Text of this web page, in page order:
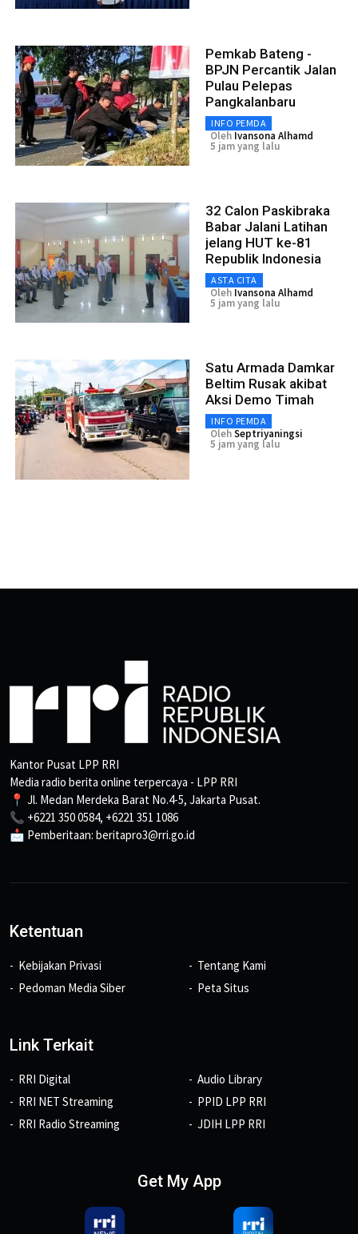
Pemkab Bateng -
BPJN Percantik Jalan
Pulau Pelepas
Pangkalanbaru
INFO PEMDA
Oleh Ivansona Alhamd
5 jam yang lalu
32 Calon Paskibraka
Babar Jalani Latihan
jelang HUT ke-81
Republik Indonesia
ASTA CITA
Oleh Ivansona Alhamd
5 jam yang lalu
Satu Armada Damkar
Beltim Rusak akibat
Aksi Demo Timah
INFO PEMDA
OlehSeptriyaningsi
5 jam yang lalu
Kantor Pusat LPP RRI
Media radio berita online terpercaya - LPP RRI
📍 Jl. Medan Merdeka Barat No.4-5, Jakarta Pusat.
📞 +6221 350 0584, +6221 351 1086
📩 Pemberitaan: beritapro3@rri.go.id
Ketentuan
Kebijakan Privasi
Pedoman Media Siber
Tentang Kami
Peta Situs
Link Terkait
RRI Digital
RRI NET Streaming
RRI Radio Streaming
Audio Library
PPID LPP RRI
JDIH LPP RRI
Get My App